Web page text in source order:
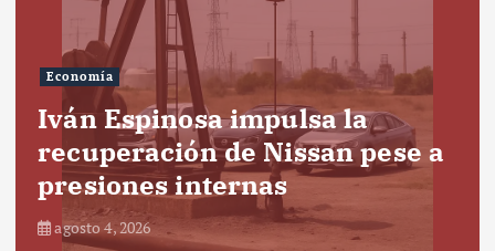
Economía
Iván Espinosa impulsa la
recuperación de Nissan pese a
presiones internas
agosto 4, 2026